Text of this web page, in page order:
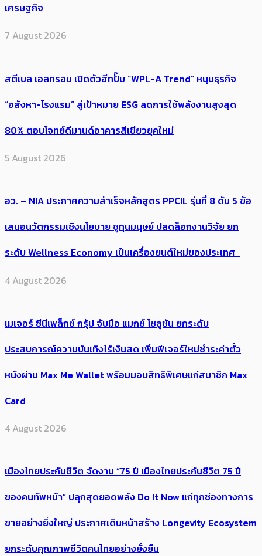
เศรษฐกิจ
7 August 2026
สตีเบล เอลทรอน เปิดตัวฮีทปั๊ม “WPL-A Trend” หนุนธุรกิจ
“อสังหา-โรงแรม” สู่เป้าหมาย ESG ลดการใช้พลังงานสูงสุด
80% ตอบโจทย์ดีมานด์อาคารสีเขียวยุคใหม่
5 August 2026
อว. – NIA ประกาศความสำเร็จหลักสูตร PPCIL รุ่นที่ 8 ดัน 5 ข้อ
เสนอนวัตกรรมเชิงนโยบาย ชูทุนมนุษย์ ปลดล็อกงานวิจัย ยก
ระดับ Wellness Economy เป็นเครื่องยนต์ใหม่ของประเทศ
4 August 2026
เมเจอร์ ซีนีเพล็กซ์ กรุ้ป จับมือ แมกซ์ โซลูชัน ยกระดับ
ประสบการณ์ความบันเทิงไร้เงินสด เพิ่มฟีเจอร์ใหม่ชำระค่าตั๋ว
หนังผ่าน Max Me Wallet พร้อมมอบสิทธิพิเศษแก่สมาชิก Max
Card
4 August 2026
เมืองไทยประกันชีวิต จัดงาน “75 ปี เมืองไทยประกันชีวิต 75 ปี
ของคนทัพหน้า” ปลุกสุดยอดพลัง Do It Now แก่ทุกช่องทางการ
ขายอย่างยิ่งใหญ่ ประกาศเดินหน้าสร้าง Longevity Ecosystem
ยกระดับคุณภาพชีวิตคนไทยอย่างยั่งยืน